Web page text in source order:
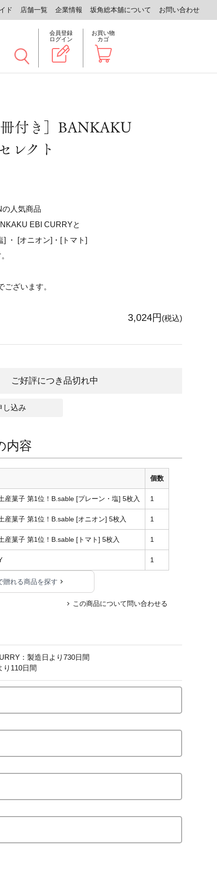
ド 店舗一覧 企業情報 坂角総本舖について お問い合わせ
会員登録
ログイン
お買い物
カゴ
冊付き］BANKAKU
レクト
人気商品
EBI CURRYと
] ・ [オニオン]・[トマト]
ざいます。
3,024円 (税込)
ご好評につき品切れ中
し込み
内容
個数
産菓子 第1位！B.sable [プレーン・塩] 5枚入 1
産菓子 第1位！B.sable [オニオン] 5枚入 1
産菓子 第1位！B.sable [トマト] 5枚入 1
1
贈れる商品を探す
この商品について問い合わせる
：製造日より730日間
り110日間